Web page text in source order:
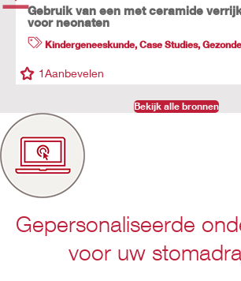
Gebruik van een met ceramide
voor neonaten
Kindergeneeskunde,Case Studies,
1Aanbevelen
Bekijk alle bronnen
Gepersonaliseerde
voor uw